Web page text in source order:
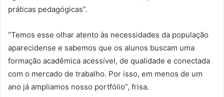
práticas pedagógicas”.
“Temos esse olhar atento às necessidades da população
aparecidense e sabemos que os alunos buscam uma
formação acadêmica acessível, de qualidade e conectada
com o mercado de trabalho. Por isso, em menos de um
ano já ampliamos nosso portfólio”, frisa.